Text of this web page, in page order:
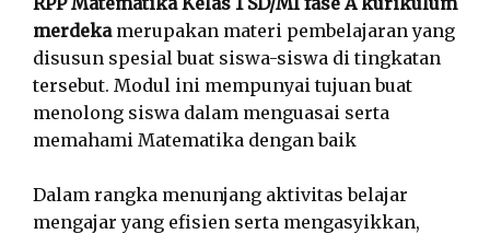
merdekamerupakan materi pembelajaran yang
disusun spesial buat siswa-siswa di tingkatan
tersebut. Modul ini mempunyai tujuan buat
menolong siswa dalam menguasai serta
memahami Matematika dengan baik
Dalam rangka menunjang aktivitas belajar
mengajar yang efisien serta mengasyikkan,